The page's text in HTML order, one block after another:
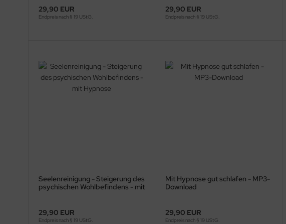
29,90 EUR
Endpreis nach § 19 UStG.
29,90 EUR
Endpreis nach § 19 UStG.
Seelenreinigung - Steigerung des
psychischen Wohlbefindens - mit
29,90 EUR
Endpreis nach § 19 UStG.
Mit Hypnose gut schlafen - MP3-
Download
29,90 EUR
Endpreis nach § 19 UStG.